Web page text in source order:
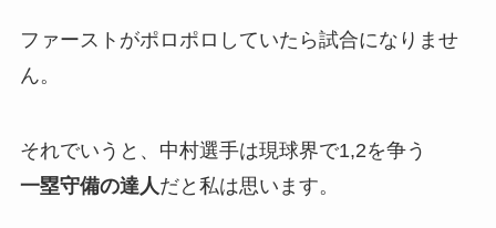
ファーストがポロポロしていたら試合になりませ
ん。
それでいうと、中村選手は現球界で1,2を争う
一塁守備の達人だと私は思います。